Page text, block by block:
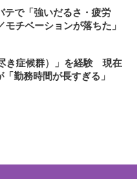
で「強いだるさ・疲労
チベーションが落ちた」
き症候群）」を経験 現在
「勤務時間が長すぎる」